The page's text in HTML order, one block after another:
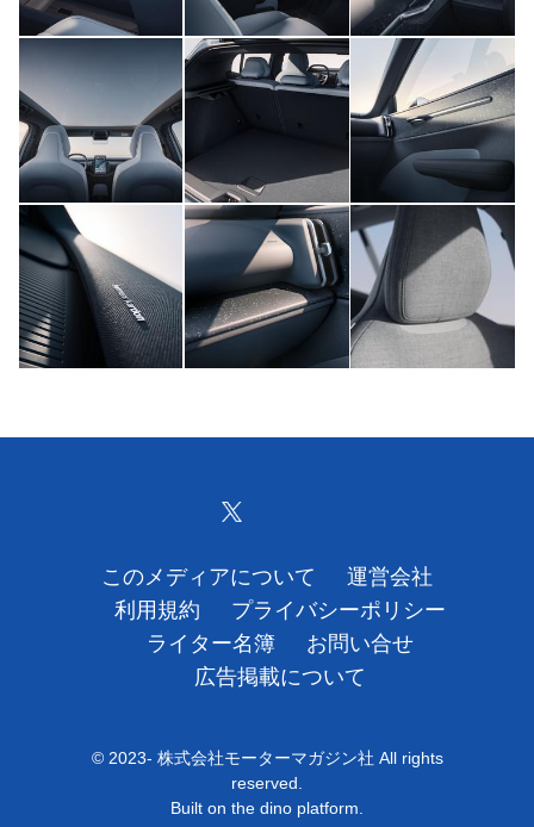
ライター名簿
お問い合せ
広告掲載について
このメディアについて
運営会社
利用規約
プライバシーポリシー
ライター名簿
お問い合せ
広告掲載について
© 2023- 株式会社モーターマガジン社 All rights
reserved.
Built on the dino platform.